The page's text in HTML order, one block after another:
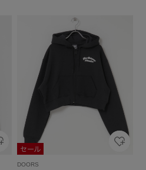
DOORS